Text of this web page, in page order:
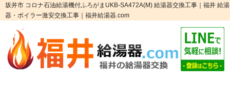
坂井市 コロナ石油給湯機付ふろがまUKB-SA472A(M) 給湯器交換工事｜福井 給湯
器・ボイラー激安交換工事｜福井給湯器.com